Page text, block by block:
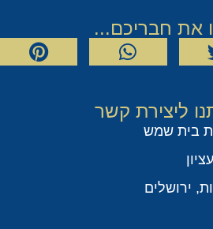
את חבריכם...
ליצירת קשר